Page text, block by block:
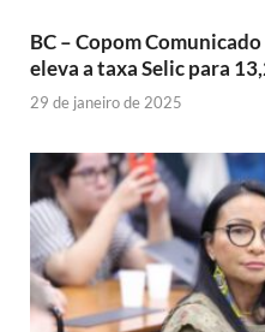
BC – Copom
eleva a taxa Selic para
29 de janeiro de 2025